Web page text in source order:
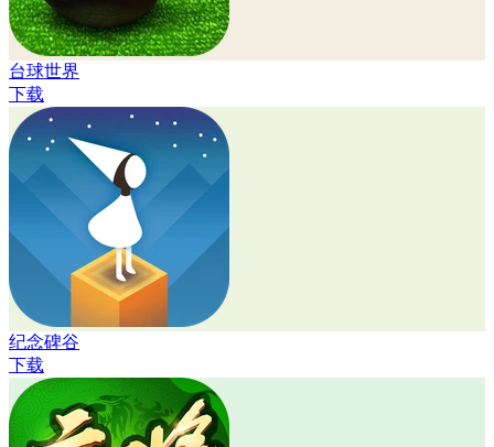
台球世界
下载
纪念碑谷
下载